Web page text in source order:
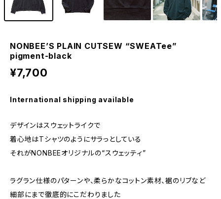
NONBEE’S PLAIN CUTSEW “SWEATee”
pigment-black
¥7,700
International shipping available
デザインはスウェットライクで
着心地はTシャツのようにサラっとしている
それがNONBEEオリジナルの“スウェッティ”
ラグラン仕様のパターンや、柔らかなコットン素材、裾のリブなど
細部にまで徹底的にこだわりました